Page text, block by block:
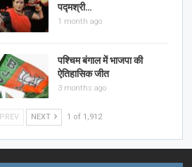
पद्मश्री…
1 month ago
पश्चिम बंगाल में भाजपा की
ऐतिहासिक जीत
3 months ago
PREV NEXT 1 of 1,912